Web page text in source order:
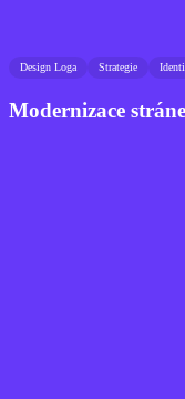
Design Loga Strategie
Modernizace